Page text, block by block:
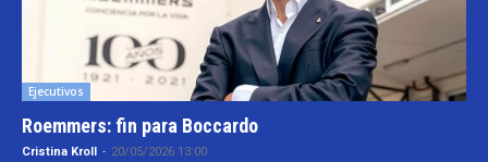
Ejecutivos
Roemmers: fin para Boccardo
Cristina Kroll - 20/05/2026 13:00